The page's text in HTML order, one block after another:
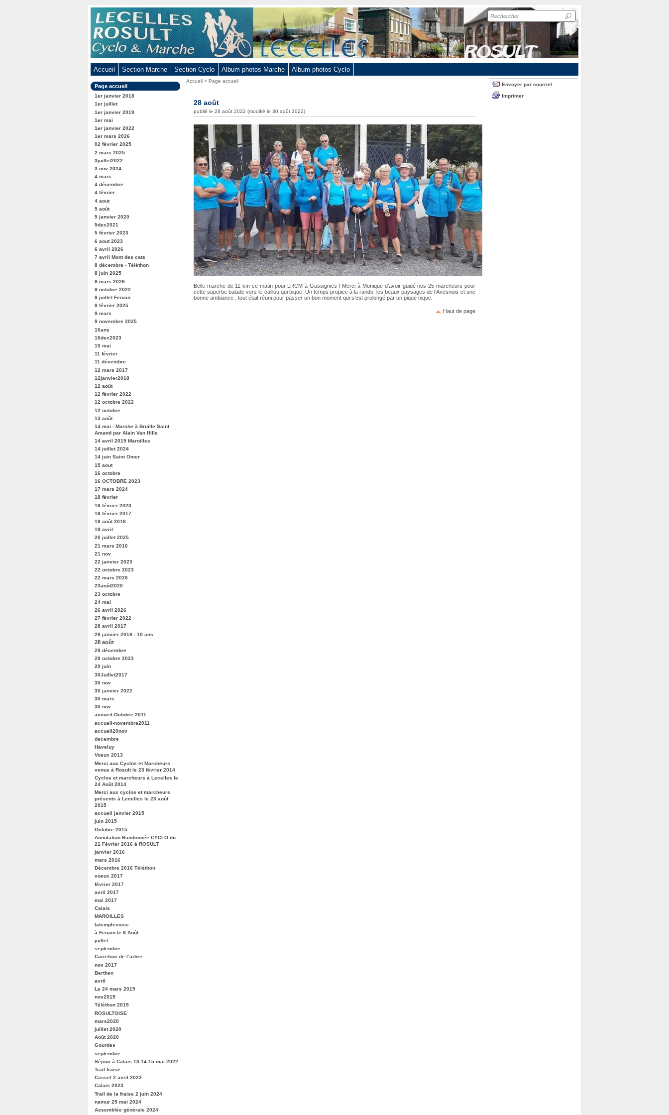
Recherche
sur
le
site
Accueil Section Marche Section Cyclo Album photos Marche Album photos Cyclo
Dans
la
rubrique
:
Page accueil
1er janvier 2018
1er juillet
1er janvier 2019
1er mai
1er janvier 2022
1er mars 2026
02 février 2025
2 mars 2025
3juillet2022
3 nov 2024
4 mars
4 décembre
4 février
4 aout
5 août
5 janvier 2020
5dec2021
5 février 2023
6 aout 2023
6 avril 2026
7 avril Mont des cats
8 décembre - Téléthon
8 juin 2025
8 mars 2026
9 octobre 2022
9 juillet Fenain
9 février 2025
9 mars
9 novembre 2025
10ans
10dec2023
10 mai
11 février
11 décembre
12 mars 2017
12janvier2018
12 août
12 février 2022
12 octobre 2022
12 octobre
13 août
14 mai - Marche à Bruille Saint
Amand par Alain Van Hille
14 avril 2019 Maroilles
14 juillet 2024
14 juin Saint Omer
15 aout
16 octobre
16 OCTOBRE 2023
17 mars 2024
18 février
18 février 2023
19 février 2017
19 août 2018
19 avril
20 juillet 2025
21 mars 2016
21 nov
22 janvier 2023
22 octobre 2023
22 mars 2026
23août2020
23 octobre
24 mai
26 avril 2026
27 février 2022
28 avril 2017
28 janvier 2018 - 10 ans
28 août
29 décembre
29 octobre 2023
29 juin
30Juillet2017
30 nov
30 janvier 2022
30 mars
30 nov
accueil-Octobre 2011
accueil-novembre2011
accueil20nov
decembre
Haveluy
Voeux 2013
Merci aux Cyclos et Marcheurs
venus à Rosult le 23 février 2014
Cyclos et marcheurs à Lecelles le
24 Août 2014
Merci aux cyclos et marcheurs
présents à Lecelles le 23 août
2015
accueil janvier 2015
juin 2015
Octobre 2015
Annulation Randonnée CYCLO du
21 Février 2016 à ROSULT
janvier 2016
mars 2016
Décembre 2016 Téléthon
voeux 2017
février 2017
avril 2017
mai 2017
Calais
MAROILLES
latemplevoise
à Fenain le 6 Août
juillet
septembre
Carrefour de l’arbre
nov 2017
Berthen
avril
Le 24 mars 2019
nov2019
Téléthon 2019
ROSULTOISE
mars2020
juillet 2020
Août 2020
Gourdes
septembre
Séjour à Calais 13-14-15 mai 2022
Trail fraise
Cassel 2 avril 2023
Calais 2023
Trail de la fraise 2 juin 2024
namur 25 mai 2024
Assemblée générale 2024
Vous
Accueil >Page accueil
28 août
publié le 28 août 2022 (modifié le 30 août 2022)
Belle marche de 11 km ce matin pour LRCM à Gussignies ! Merci à Monique d’avoir guidé nos 25 marcheurs pour
cette superbe balade vers le caillou qui bique. Un temps propice à la rando, les beaux paysages de l’Avesnois et une
bonne ambiance : tout était réuni pour passer un bon moment qui s’est prolongé par un pique nique.
Haut de page
Envoyer par courriel
Imprimer